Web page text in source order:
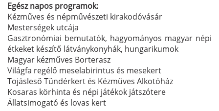
Egész napos programok:
Kézműves és népművészeti kirakodóvásár
Mesterségek utcája
Gasztronómiai bemutatók, hagyományos magyar népi
étkeket készítő látványkonyhák, hungarikumok
Magyar kézműves Borterasz
Világfa regélő meselabirintus és mesekert
Tojásleső Tündérkert és Kézműves Alkotóház
Kosaras körhinta és népi játékok játszótere
Állatsimogató és lovas kert